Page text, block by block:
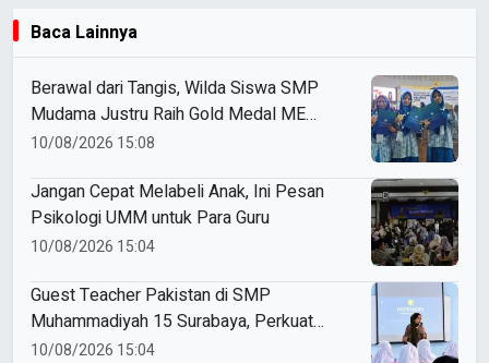
Baca Lainnya
Berawal dari Tangis, Wilda Siswa SMP
Mudama Justru Raih Gold Medal ME
Awards 2026
10/08/2026 15:08
Jangan Cepat Melabeli Anak, Ini Pesan
Psikologi UMM untuk Para Guru
10/08/2026 15:04
Guest Teacher Pakistan di SMP
Muhammadiyah 15 Surabaya, Perkuat
Pembelajaran Matematika Berwawasan
10/08/2026 15:04